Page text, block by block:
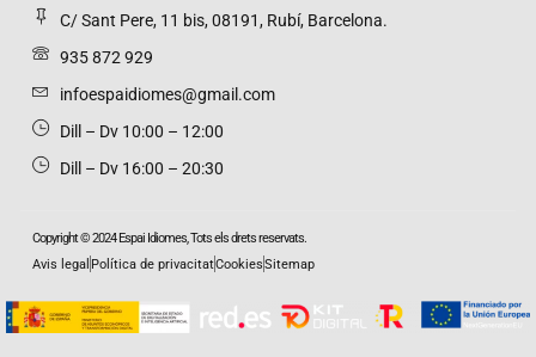
C/ Sant Pere, 11 bis, 08191, Rubí, Barcelona.
935 872 929
infoespaidiomes@gmail.com
Dill – Dv 10:00 – 12:00 ​
Dill – Dv 16:00 – 20:30 ​
Copyright © 2024 Espai Idiomes, Tots els drets reservats.
Avis legal Política de privacitatCookiesSitemap